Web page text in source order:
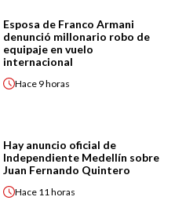
Esposa de Franco Armani
denunció millonario robo de
equipaje en vuelo
internacional
Hace 9 horas
Hay anuncio oficial de
Independiente Medellín sobre
Juan Fernando Quintero
Hace 11 horas